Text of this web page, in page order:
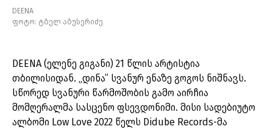
DEENA
ფოტო: ტბელ აბუსერიძე
DEENA (ელენე გიგანი) 21 წლის არტისტია
თბილისიდან. „დინა” სვანურ ენაზე გოგოს ნიშნავს.
სწორედ სვანური წარმოშობის გამო აირჩია
მომღერალმა სასცენო ფსევდონიმი. მისი სადებიუტო
ალბომი Low Love 2022 წელს Didube Records-მა